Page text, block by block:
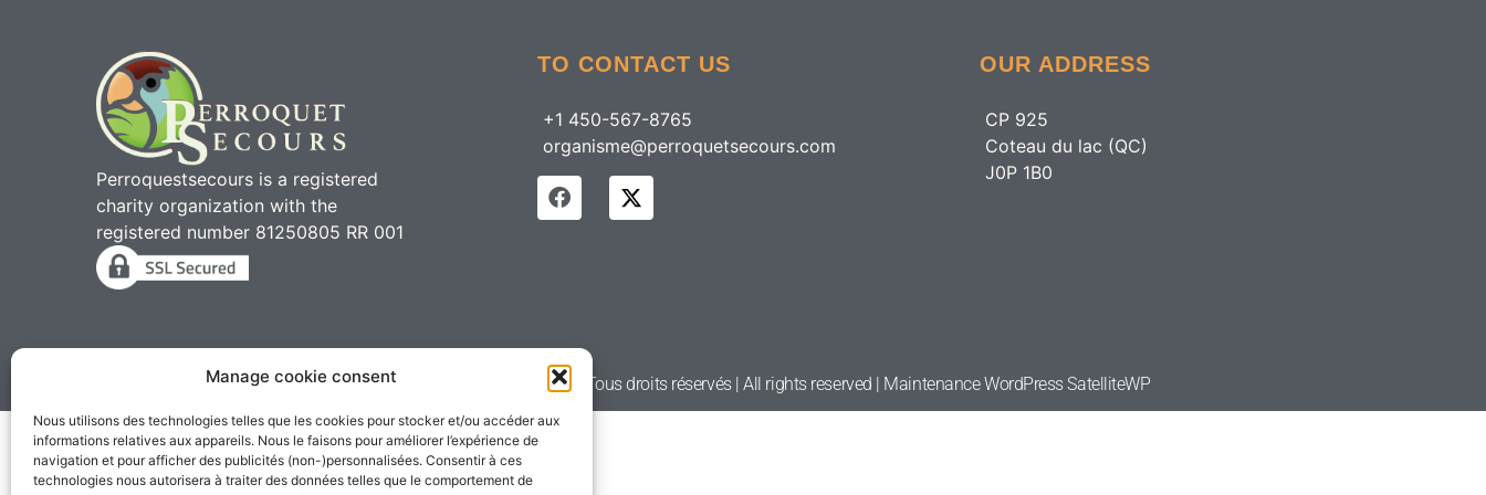
Manage cookie consent
Nous utilisons des technologies telles que les cookies pour stocker et/ou accéder aux
informations relatives aux appareils. Nous le faisons pour améliorer l’expérience de
navigation et pour afficher des publicités (non-)personnalisées. Consentir à ces
technologies nous autorisera à traiter des données telles que le comportement de
Perroquestsecours is a registered
charity organization with the
registered number 81250805 RR 001
TO CONTACT US
+1 450-567-8765
organisme@perroquetsecours.com
OUR ADDRESS
CP 925
Coteau du lac (QC)
J0P 1B0
2010 - 2026 © Perroquetsecours | Tous droits réservés | All rights reserved | Maintenance WordPressSatelliteWP